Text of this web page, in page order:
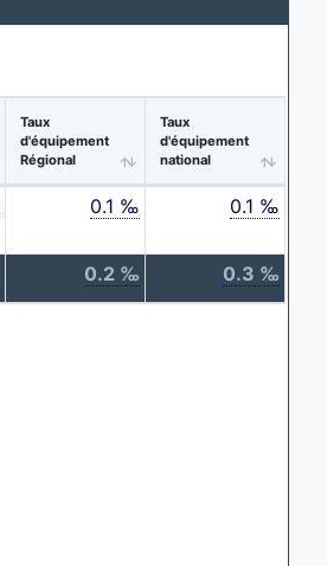
Taux
d'équipement
Régional
Taux
d'équipement
national
0.1 ‰ 0.1 ‰
0.2 ‰ 0.3 ‰